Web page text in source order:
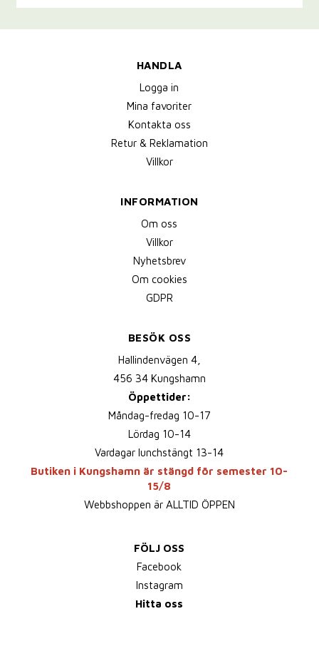
HANDLA
Logga in
Mina favoriter
Kontakta oss
Retur & Reklamation
Villkor
INFORMATION
Om oss
Villkor
Nyhetsbrev
Om cookies
GDPR
BESÖK OSS
Hallindenvägen 4,
456 34 Kungshamn
Öppettider:
Måndag-fredag 10-17
Lördag 10-14
Vardagar lunchstängt 13-14
Butiken i Kungshamn är stängd för semester 10-
15/8
Webbshoppen är ALLTID ÖPPEN
FÖLJ OSS
Facebook
Instagram
Hitta oss